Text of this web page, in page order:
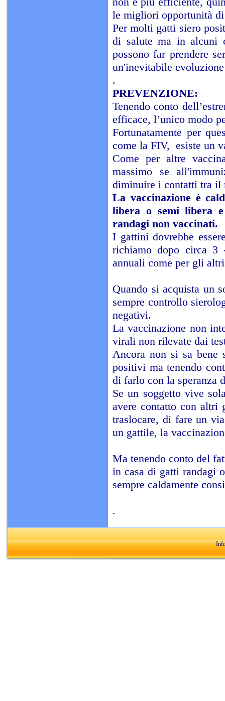
le migliori opportunità
Per molti gatti siero
di salute ma in alcuni
possono far prendere
un'inevitabile
.
PREVENZIONE:
Tenendo conto
efficace, l’unico modo
Fortunatamente per
come la FIV, esiste un
Come per altre
massimo se
diminuire i contatti tra il
La vaccinazione è
libera o semi libera
randagi non vaccinati.
I gattini dovrebbe
richiamo dopo circa 3
annuali come per gli
Quando si acquista un
sempre controllo
negativi.
La vaccinazione non
virali non rilevate dai
Ancora non si sa bene
positivi ma tenendo
di farlo con la speranza
Se un soggetto vive
avere contatto con altri
traslocare, di fare un
un gattile, la
Ma tenendo conto del
in casa di gatti randagi
sempre caldamente
.